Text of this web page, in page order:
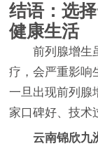
结语：选
健康生活
前列腺增生
疗，会严重影响
一旦出现前列腺
家口碑好、技术
云南锦欣九